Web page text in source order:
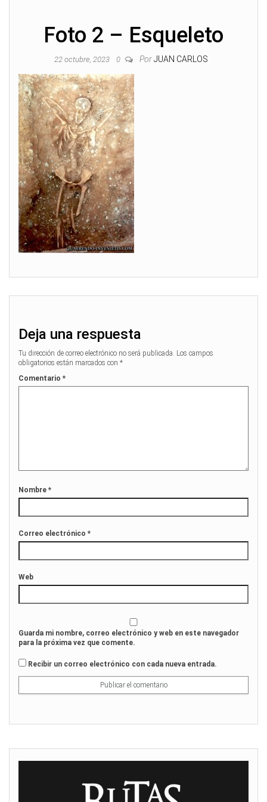
Foto 2 – Esqueleto
22 octubre, 2023 0 PorJUAN CARLOS
Deja una respuesta
Tu dirección de correo electrónico no será publicada. Los campos
obligatorios están marcados con *
Comentario *
Nombre *
Correo electrónico *
Web
Guarda mi nombre, correo electrónico y web en este navegador
para la próxima vez que comente.
Recibir un correo electrónico con cada nueva entrada.